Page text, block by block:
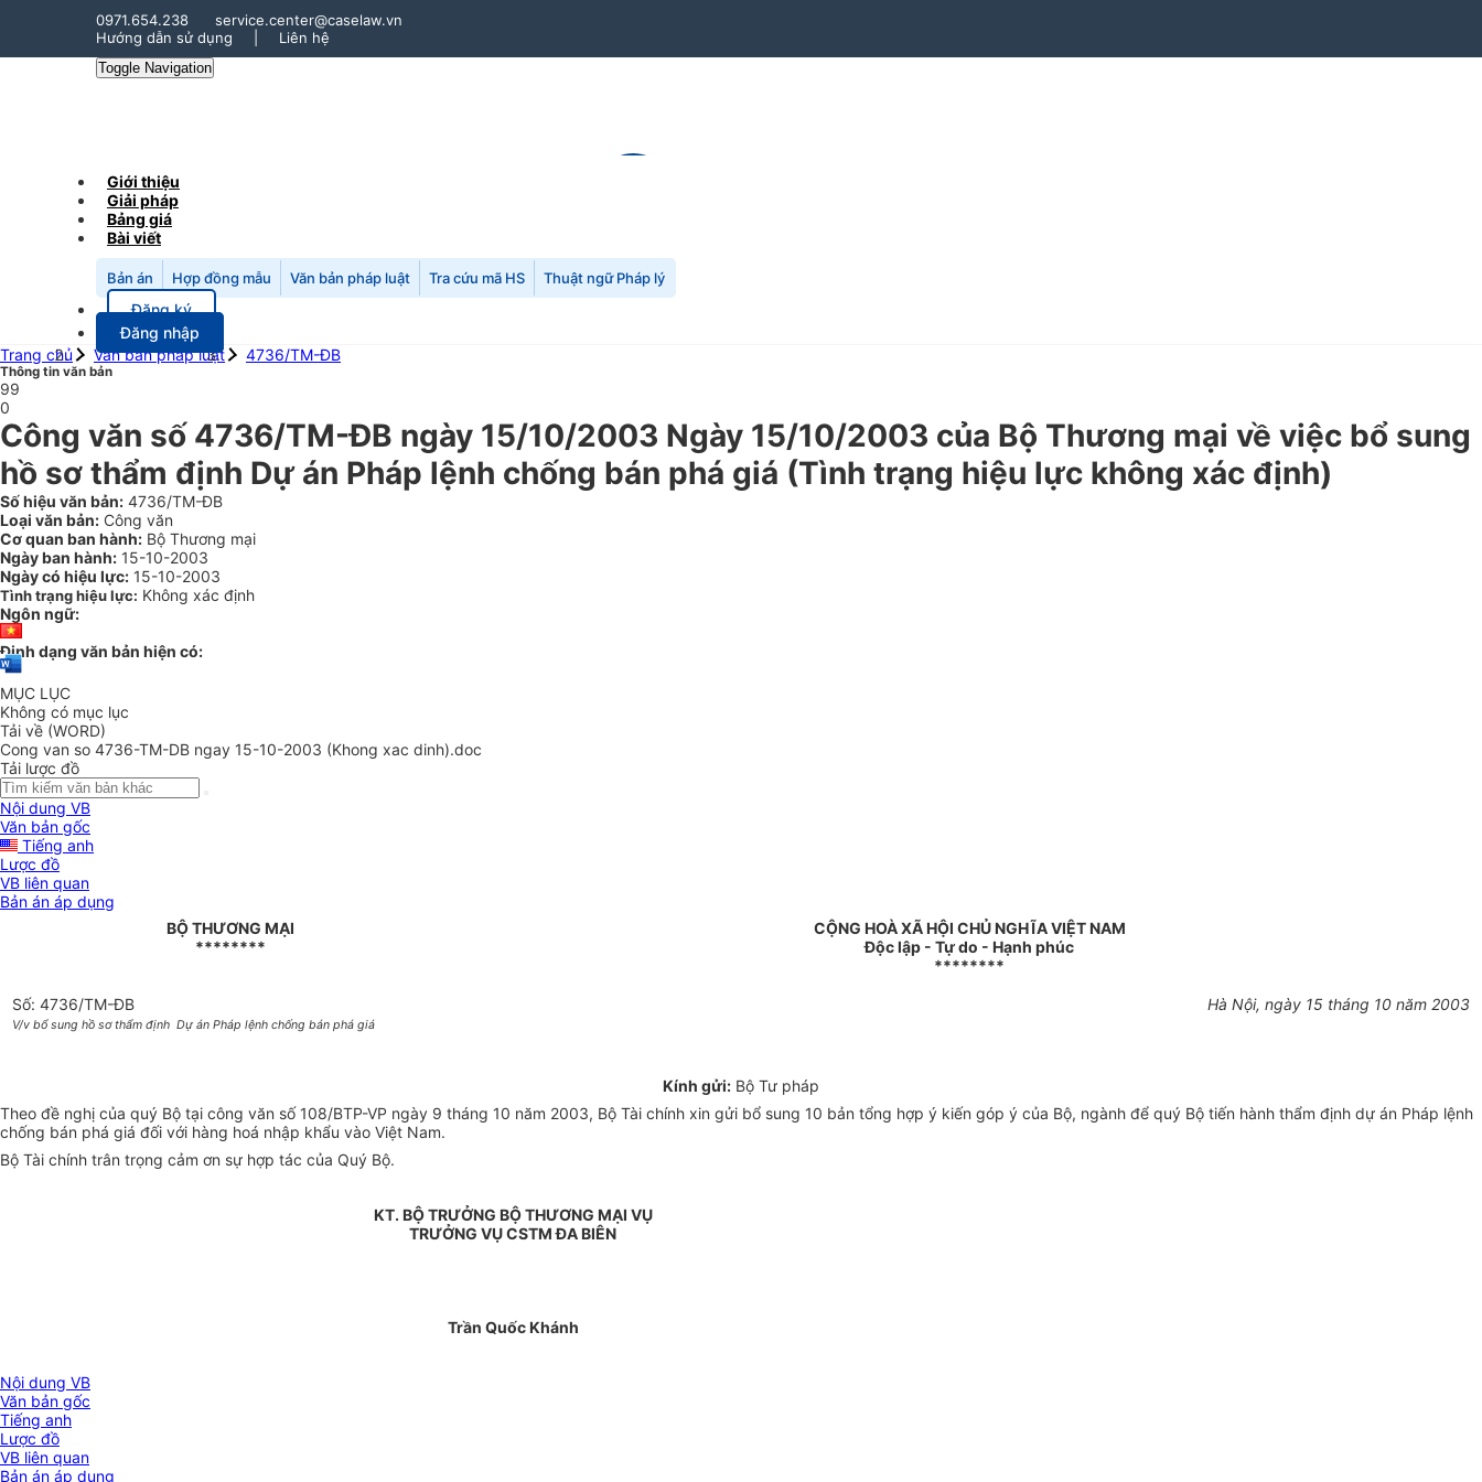
0971.654.238
service.center@caselaw.vn
Hướng dẫn sử dụng
Liên hệ
Toggle Navigation
Giới thiệu
Giải pháp
Bảng giá
Bài viết
Bản án Hợp đồng mẫu Văn bản pháp luật Tra cứu mã HS Thuật ngữ Pháp lý
Đăng ký
Đăng nhập
Trang chủ
Văn bản pháp luật 4736/TM-ĐB
Thông tin văn bản
99
0
Công văn số 4736/TM-ĐB ngày 15/10/2003 Ngày 15/10/2003 của Bộ Thương mại về việc bổ sung
hồ sơ thẩm định Dự án Pháp lệnh chống bán phá giá (Tình trạng hiệu lực không xác định)
Số hiệu văn bản: 4736/TM-ĐB
Loại văn bản: Công văn
Cơ quan ban hành: Bộ Thương mại
Ngày ban hành: 15-10-2003
Ngày có hiệu lực: 15-10-2003
Tình trạng hiệu lực: Không xác định
Ngôn ngữ:
Định dạng văn bản hiện có:
MỤC LỤC
Không có mục lục
Tải về (WORD)
Cong van so 4736-TM-DB ngay 15-10-2003 (Khong xac dinh).doc
Tải lược đồ
Nội dung VB
Văn bản gốc
Tiếng anh
Lược đồ
VB liên quan
Bản án áp dụng
BỘ THƯƠNG MẠI
********
CỘNG HOÀ XÃ HỘI CHỦ NGHĨA VIỆT NAM
Độc lập - Tự do - Hạnh phúc
********
Số: 4736/TM-ĐB
V/v bổ sung hồ sơ thẩm định Dự án Pháp lệnh chống bán phá giá
Hà Nội, ngày 15 tháng 10 năm 2003
Kính gửi: Bộ Tư pháp
Theo đề nghị của quý Bộ tại công văn số 108/BTP-VP ngày 9 tháng 10 năm 2003, Bộ Tài chính xin gửi bổ sung 10 bản tổng hợp ý kiến góp ý của Bộ, ngành để quý Bộ tiến hành thẩm định dự án Pháp lệnh
chống bán phá giá đối với hàng hoá nhập khẩu vào Việt Nam.
Bộ Tài chính trân trọng cảm ơn sự hợp tác của Quý Bộ.
KT. BỘ TRƯỞNG BỘ THƯƠNG MẠI VỤ
TRƯỞNG VỤ CSTM ĐA BIÊN
Trần Quốc Khánh
Nội dung VB
Văn bản gốc
Tiếng anh
Lược đồ
VB liên quan
Bản án áp dụng